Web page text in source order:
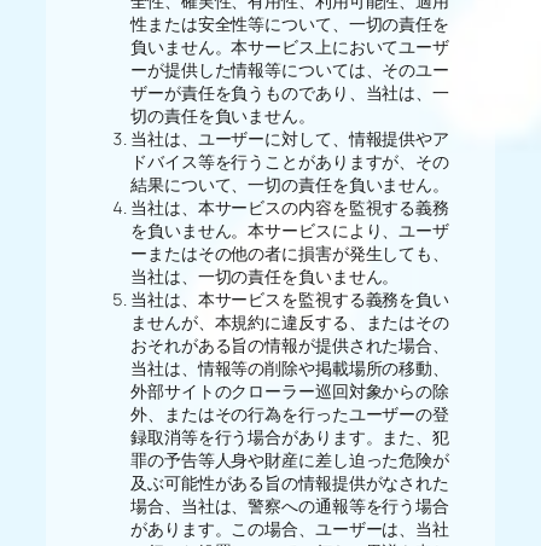
性または安全性等について、一切の責任を
負いません。本サービス上においてユーザ
ーが提供した情報等については、そのユー
ザーが責任を負うものであり、当社は、一
切の責任を負いません。
当社は、ユーザーに対して、情報提供やア
ドバイス等を行うことがありますが、その
結果について、一切の責任を負いません。
当社は、本サービスの内容を監視する義務
を負いません。本サービスにより、ユーザ
ーまたはその他の者に損害が発生しても、
当社は、一切の責任を負いません。
当社は、本サービスを監視する義務を負い
ませんが、本規約に違反する、またはその
おそれがある旨の情報が提供された場合、
当社は、情報等の削除や掲載場所の移動、
外部サイトのクローラー巡回対象からの除
外、またはその行為を行ったユーザーの登
録取消等を行う場合があります。また、犯
罪の予告等人身や財産に差し迫った危険が
及ぶ可能性がある旨の情報提供がなされた
場合、当社は、警察への通報等を行う場合
があります。この場合、ユーザーは、当社